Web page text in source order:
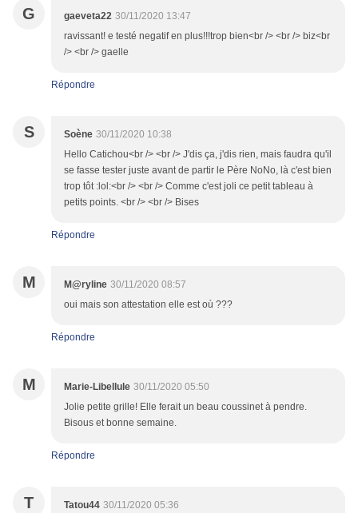
G gaeveta22 30/11/2020 13:47
ravissant! e testé negatif en plus!!!trop bien<br /> <br /> biz<br
/> <br /> gaelle
Répondre
S Soène 30/11/2020 10:38
Hello Catichou<br /> <br /> J'dis ça, j'dis rien, mais faudra qu'il
se fasse tester juste avant de partir le Père NoNo, là c'est bien
trop tôt :lol:<br /> <br /> Comme c'est joli ce petit tableau à
petits points. <br /> <br /> Bises
Répondre
M M@ryline 30/11/2020 08:57
oui mais son attestation elle est où ???
Répondre
M Marie-Libellule 30/11/2020 05:50
Jolie petite grille! Elle ferait un beau coussinet à pendre.
Bisous et bonne semaine.
Répondre
T Tatou44 30/11/2020 05:36